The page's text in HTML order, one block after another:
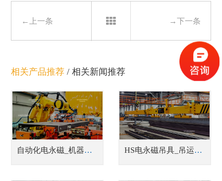
←上一条 →下一条
相关产品推荐 /相关新闻推荐
自动化电永磁_机器人磁力抓手 HS电永磁吊具_吊运型材吊具